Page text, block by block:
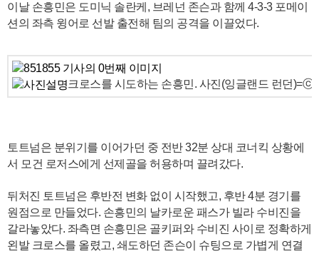
이날 손흥민은 도미닉 솔란케, 브레넌 존슨과 함께 4-3-3 포메이
션의 좌측 윙어로 선발 출전해 팀의 공격을 이끌었다.
크로스를 시도하는 손흥민. 사진(잉글랜드 런던
토트넘은 분위기를 이어가던 중 전반 32분 상대 코너킥 상황에
서 모건 로저스에게 선제골을 허용하며 끌려갔다.
뒤처진 토트넘은 후반전 변화 없이 시작했고, 후반 4분 경기를
원점으로 만들었다. 손흥민의 날카로운 패스가 빌라 수비진을
갈라놓았다. 좌측면 손흥민은 골키퍼와 수비진 사이로 정확하게
왼발 크로스를 올렸고, 쇄도하던 존슨이 슈팅으로 가볍게 연결